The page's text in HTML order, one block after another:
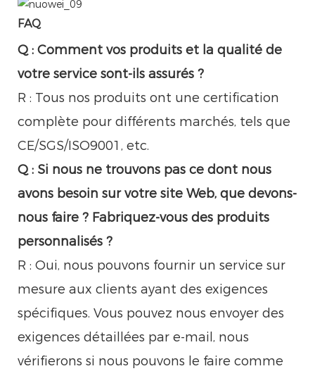
FAQ
Q : Comment vos produits et la qualité de
votre service sont-ils assurés ?
R : Tous nos produits ont une certification
complète pour différents marchés, tels que
CE/SGS/ISO9001, etc.
Q : Si nous ne trouvons pas ce dont nous
avons besoin sur votre site Web, que devons-
nous faire ? Fabriquez-vous des produits
personnalisés ?
R : Oui, nous pouvons fournir un service sur
mesure aux clients ayant des exigences
spécifiques. Vous pouvez nous envoyer des
exigences détaillées par e-mail, nous
vérifierons si nous pouvons le faire comme